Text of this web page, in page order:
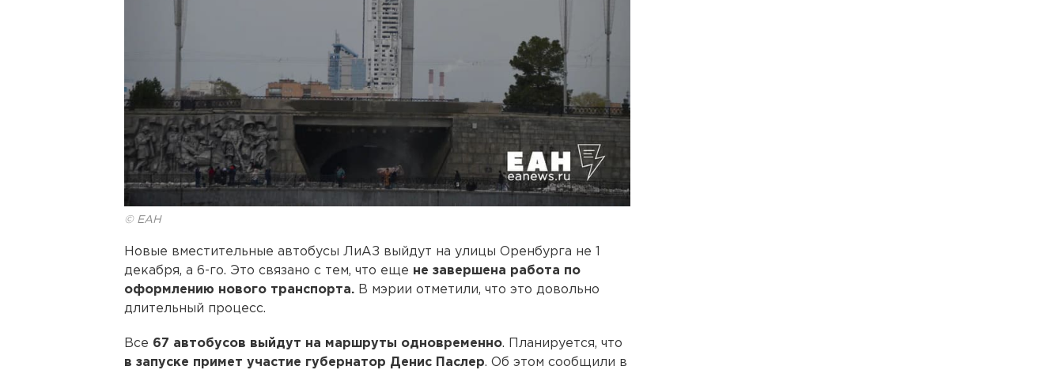
© ЕАН
Новые вместительные автобусы ЛиАЗ выйдут на улицы Оренбурга не 1
декабря, а 6-го. Это связано с тем, что еще не завершена работа по
оформлению нового транспорта. В мэрии отметили, что это довольно
длительный процесс.
Все 67 автобусов выйдут на маршруты одновременно. Планируется, что
в запуске примет участие губернатор Денис Паслер. Об этом сообщили в